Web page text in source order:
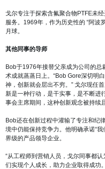
戈尔专注于探索含氟聚合物PTFE未
服务。1969年，作为历史性的 “阿波
月球。
其他同事的导师
Bob于1976年接替父亲成为公司的总
术成就蒸蒸日上。“Bob Gore深切明
神，创新就会层出不穷。” 戈尔现任
新是一种行动，是干实事，是不断进
事会主席期间，这种创新观念被持续
Bob还在创新过程中灌输了专注和纪
境中仍能保持竞争力。他明确承诺“
界级的产品领导企业。
“从工程师到营销人员，戈尔同事都
们实现个人成长，助力企业取得成功